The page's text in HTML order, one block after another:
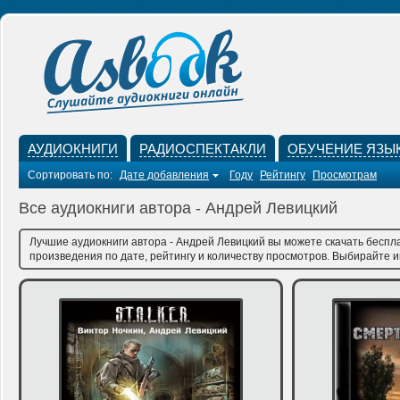
АУДИОКНИГИ РАДИОСПЕКТАКЛИ ОБУЧЕНИЕ
Сортировать по: Дате добавления Году Рейтингу Просмотрам
Все аудиокниги автора - Андрей Левицкий
Лучшие аудиокниги автора - Андрей Левицкий вы можете скачать
произведения по дате, рейтингу и количеству просмотров. Выбирайте